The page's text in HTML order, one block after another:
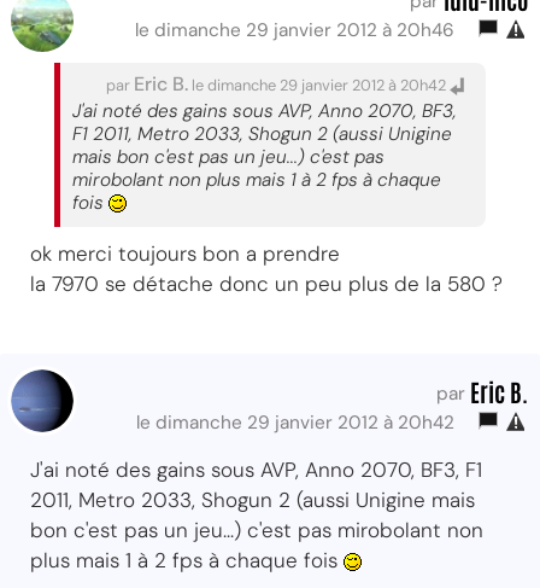
le dimanche 29 janvier 2012 à 20h46
par Eric B. le dimanche 29 janvier 2012 à 20h42
J'ai noté des gains sous AVP, Anno 2070, BF3,
F1 2011, Metro 2033, Shogun 2 (aussi Unigine
mais bon c'est pas un jeu...) c'est pas
mirobolant non plus mais 1 à 2 fps à chaque
fois
ok merci toujours bon a prendre
la 7970 se détache donc un peu plus de la 580 ?
par Eric B.
le dimanche 29 janvier 2012 à 20h42
J'ai noté des gains sous AVP, Anno 2070, BF3, F1
2011, Metro 2033, Shogun 2 (aussi Unigine mais
bon c'est pas un jeu...) c'est pas mirobolant non
plus mais 1 à 2 fps à chaque fois